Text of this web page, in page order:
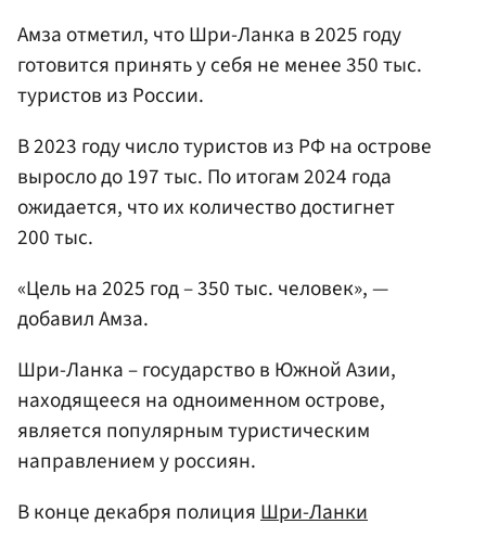
Амза отметил, что Шри-Ланка в 2025 году
готовится принять у себя не менее 350 тыс.
туристов из России.
В 2023 году число туристов из РФ на острове
выросло до 197 тыс. По итогам 2024 года
ожидается, что их количество достигнет
200 тыс.
«Цель на 2025 год – 350 тыс. человек», —
добавил Амза.
Шри-Ланка – государство в Южной Азии,
находящееся на одноименном острове,
является популярным туристическим
направлением у россиян.
В конце декабря полицияШри-Ланки